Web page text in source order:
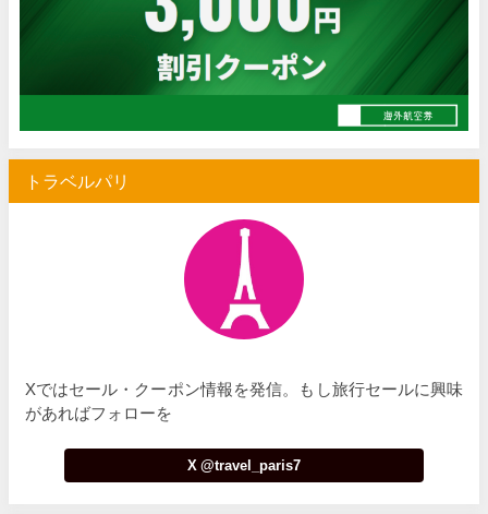
トラベルパリ
Xではセール・クーポン情報を発信。もし旅行セールに興味
があればフォローを
X @travel_paris7